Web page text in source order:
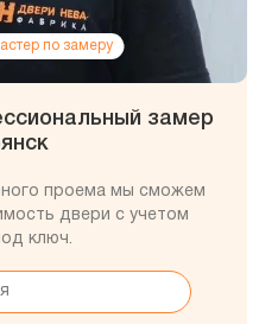
по замеру
замер
проема мы сможем
двери с учетом
ключ.